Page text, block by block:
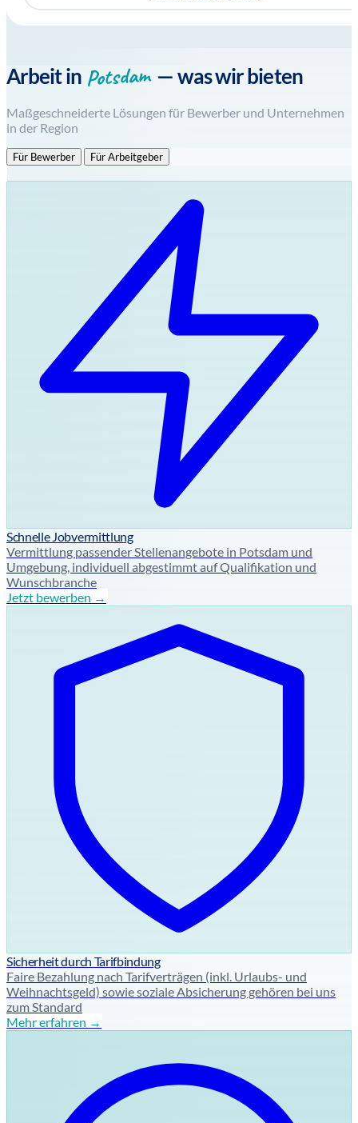
Arbeit in Potsdam — was wir bieten
Maßgeschneiderte Lösungen für Bewerber und Unternehmen
in der Region
Für Bewerber Für Arbeitgeber
Schnelle Jobvermittlung
Vermittlung passender Stellenangebote in Potsdam und
Umgebung, individuell abgestimmt auf Qualifikation und
Wunschbranche
Jetzt bewerben →
Sicherheit durch Tarifbindung
Faire Bezahlung nach Tarifverträgen (inkl. Urlaubs- und
Weihnachtsgeld) sowie soziale Absicherung gehören bei uns
zum Standard
Mehr erfahren →